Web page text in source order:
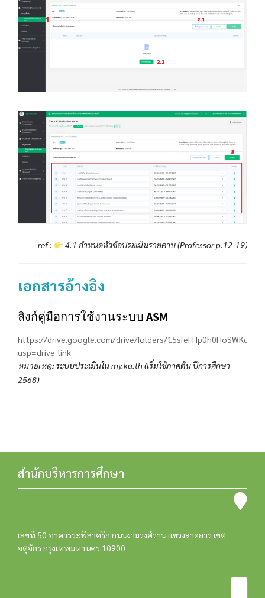
ref : 4.1 กำหนดหัวข้อประเมินรายคาบ (Professor p.12-19)
เอกสารอ้างอิง
ลิงก์คู่มือการใช้งานระบบ ASM
https://drive.google.com/drive/folders/
usp=drive_link
หมายเหตุ:ระบบประเมินใน my.ku.th (เริ่มใช้ภาคต้น ปีการศึกษา
2568)
สำนักบริหารการศึกษา
เลขที่ 50 อาคารระพีสาคริก ถนนงามวงศ์วาน แขวงลาดยาว เขต
จตุจักร กรุงเทพมหานคร 10900